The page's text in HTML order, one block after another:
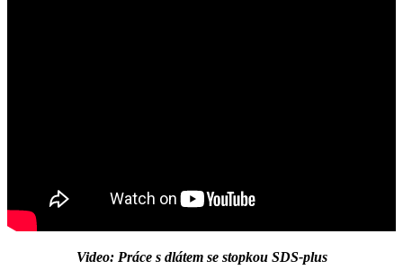
Video: Práce s dlátem se stopkou SDS-plus